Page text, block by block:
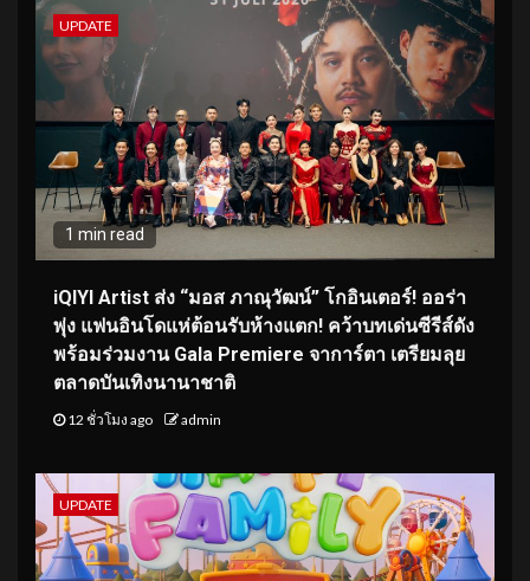
UPDATE
1 min read
iQIYI Artist ส่ง “มอส ภาณุวัฒน์” โกอินเตอร์! ออร่า
พุ่ง แฟนอินโดแห่ต้อนรับห้างแตก! คว้าบทเด่นซีรีส์ดัง
พร้อมร่วมงาน Gala Premiere จาการ์ตา เตรียมลุย
ตลาดบันเทิงนานาชาติ
12 ชั่วโมง ago admin
UPDATE